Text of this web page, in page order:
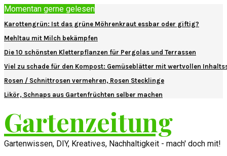
Momentan gerne gelesen
Karottengrün: Ist das grüne Möhrenkraut essbar oder giftig?
Mehltau mit Milch bekämpfen
Die 10 schönsten Kletterpflanzen für Pergolas und Terrassen
Viel zu schade für den Kompost: Gemüseblätter mit wertvollen
Rosen / Schnittrosen vermehren, Rosen Stecklinge
Likör, Schnaps aus Gartenfrüchten selber machen
Gartenzeitung
Gartenwissen, DIY, Kreatives, Nachhaltigkeit - mach' doch mit!